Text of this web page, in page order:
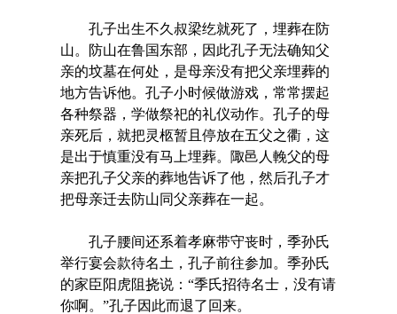
孔子出生不久叔梁纥就死了，埋葬在防
山。防山在鲁国东部，因此孔子无法确知父
亲的坟墓在何处，是母亲没有把父亲埋葬的
地方告诉他。孔子小时候做游戏，常常摆起
各种祭器，学做祭祀的礼仪动作。孔子的母
亲死后，就把灵柩暂且停放在五父之衢，这
是出于慎重没有马上埋葬。陬邑人輓父的母
亲把孔子父亲的葬地告诉了他，然后孔子才
把母亲迁去防山同父亲葬在一起。
孔子腰间还系着孝麻带守丧时，季孙氏
举行宴会款待名土，孔子前往参加。季孙氏
的家臣阳虎阻挠说：“季氏招待名士，没有请
你啊。”孔子因此而退了回来。